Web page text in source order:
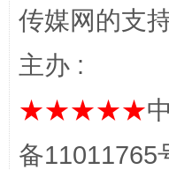
完善运行机制助力
传媒网的支
主办 :
★★★★★
备11011765